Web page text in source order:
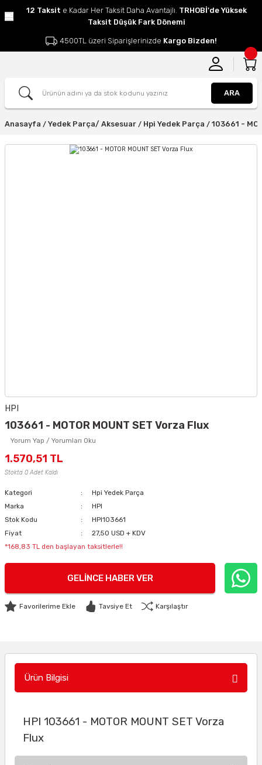
12 Taksit e Kadar Her Taksit Daha Avantajlı. TRHOBİ'de Yüksek
Taksit Düşük Fark Dönemi
4500TL üzeri Siparişlerinizde Kargo Bizden!
ARA
Anasayfa Yedek Parça/ Aksesuar Hpi Yedek Parça 103661 -
HPI
103661 - MOTOR MOUNT SET Vorza Flux
Yorum Yap / Yorumları Oku
1.570,51 TL
Stokta 0 Adet Kaldı
Kategori
Hpi Yedek Parça
Marka
HPI
Stok Kodu
HPI103661
Fiyat
27,50 USD + KDV
*168,83 TL den başlayan taksitlerle!!
GELINCE HABER VER
Tavsiye Et Karşılaştır
Ürün Bilgisi
HPI 103661 - MOTOR MOUNT SET Vorza
Flux